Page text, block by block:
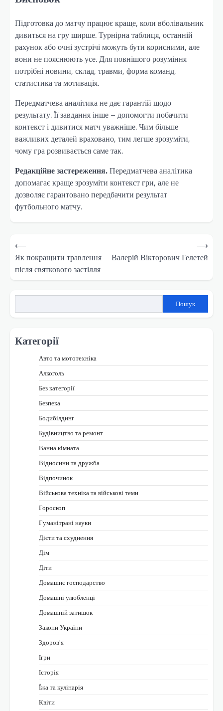
Підготовка до матчу працює краще, коли вболівальник
дивиться на гру ширше. Турнірна таблиця, останній
рахунок або очні зустрічі можуть бути корисними, але
вони не пояснюють усе. Для повнішого розуміння
потрібні новини, склад, травми, форма команд,
статистика та мотивація.
Передматчева аналітика не дає гарантій щодо
результату. Її завдання інше – допомогти побачити
контекст і дивитися матч уважніше. Чим більше
важливих деталей враховано, тим легше зрозуміти,
чому гра розвивається саме так.
Редакційне застереження.Передматчева аналітика
допомагає краще зрозуміти контекст гри, але не
дозволяє гарантовано передбачити результат
футбольного матчу.
Навігація
записів
⟵
Як покращити травлення
після святкового застілля
Валерій Вікторович Гелетей
⟶
Пошук
Категорії
Авто та мототехніка
Алкоголь
Без категорії
Безпека
Бодибілдинг
Будівництво та ремонт
Ванна кімната
Відносини та дружба
Відпочинок
Військова техніка та військові теми
Гороскоп
Гуманітрані науки
Дієти та схуднення
Дім
Діти
Домашнє господарство
Домашні улюбленці
Домашній затишок
Закони України
Здоров'я
Ігри
Історія
Їжа та кулінарія
Квіти